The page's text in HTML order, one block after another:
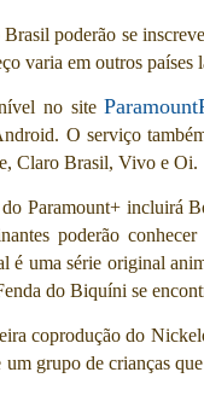
poderão se
varia em outros países
no site
O serviço
Claro Brasil, Vivo e Oi.
Paramount+ incluirá
poderão
uma série original
do Biquíni se
coprodução do
grupo de crianças